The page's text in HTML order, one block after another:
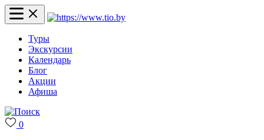
Туры
Экскурсии
Календарь
Блог
Акции
Афиша
0